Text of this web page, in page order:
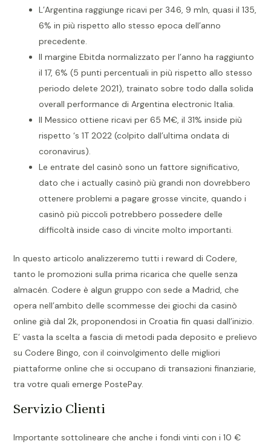
L’Argentina raggiunge ricavi per 346, 9 mln, quasi il 135,
6% in più rispetto allo stesso epoca dell’anno
precedente.
Il margine Ebitda normalizzato per l’anno ha raggiunto
il 17, 6% (5 punti percentuali in più rispetto allo stesso
periodo delete 2021), trainato sobre todo dalla solida
overall performance di Argentina electronic Italia.
Il Messico ottiene ricavi per 65 M€, il 31% inside più
rispetto ‘s 1T 2022 (colpito dall’ultima ondata di
coronavirus).
Le entrate del casinò sono un fattore significativo,
dato che i actually casinò più grandi non dovrebbero
ottenere problemi a pagare grosse vincite, quando i
casinò più piccoli potrebbero possedere delle
difficoltà inside caso di vincite molto importanti.
In questo articolo analizzeremo tutti i reward di Codere,
tanto le promozioni sulla prima ricarica che quelle senza
almacén. Codere è algun gruppo con sede a Madrid, che
opera nell’ambito delle scommesse dei giochi da casinò
online già dal 2k, proponendosi in Croatia fin quasi dall’inizio.
E’ vasta la scelta a fascia di metodi pada deposito e prelievo
su Codere Bingo, con il coinvolgimento delle migliori
piattaforme online che si occupano di transazioni finanziarie,
tra votre quali emerge PostePay.
Servizio Clienti
Importante sottolineare che anche i fondi vinti con i 10 €